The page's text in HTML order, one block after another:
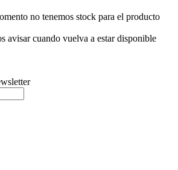
no tenemos stock para el producto
avisar cuando vuelva a estar disponible